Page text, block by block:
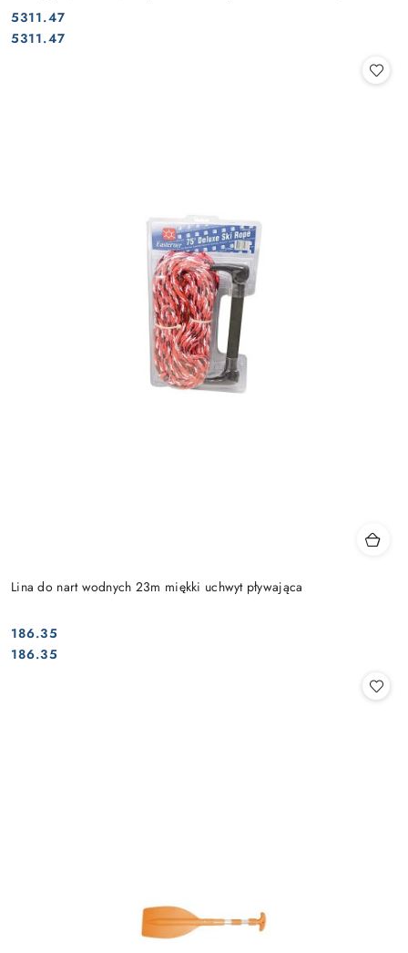
Cena:
5311.47
Cena:
5311.47
Lina do nart wodnych 23m miękki uchwyt pływająca
Cena:
186.35
Cena:
186.35